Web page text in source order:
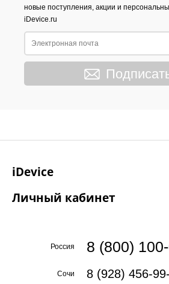
новые поступления, акции и
iDevice.ru
iDevice
Личный кабинет
Россия 8 (800)
Сочи 8 (928) 456-